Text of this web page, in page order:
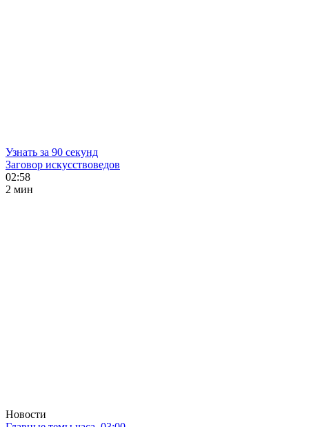
Узнать за 90 секунд
Заговор искусствоведов
02:58
2 мин
Новости